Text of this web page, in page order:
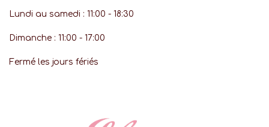
Lundi au samedi : 11:00 - 18:30
Dimanche : 11:00 - 17:00
Fermé les jours fériés